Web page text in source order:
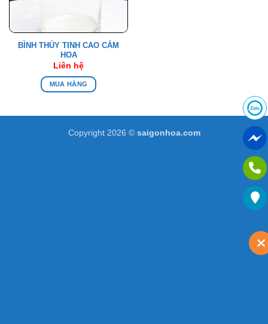
BÌNH THỦY TINH CAO CẮM
HOA
Liên hệ
MUA HÀNG
Copyright 2026 © saigonhoa.com